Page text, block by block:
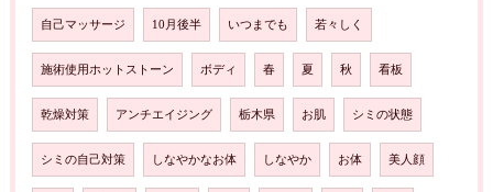
自己マッサージ 10月後半 いつまでも 若々しく
施術使用ホットストーン ボディ 春 夏 秋 看板
乾燥対策 アンチエイジング 栃木県 お肌 シミの状態
シミの自己対策 しなやかなお体 しなやか お体 美人顔